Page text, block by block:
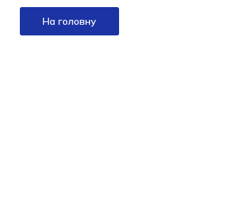
На головну